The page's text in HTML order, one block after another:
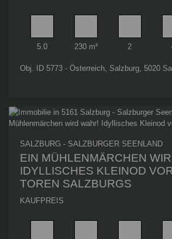
Zimmer
5.0
Wohnfläche
230 m²
Badezimmer
2
Obj. ID 5773 - Österreich, Salzburg, 5020
SALZBURG - SALZBURGER SEENLAND
EIN MÜHLENMÄRCHEN
IDYLLISCHES KLEINOD
TOREN SALZBURGS
KAUFPREIS